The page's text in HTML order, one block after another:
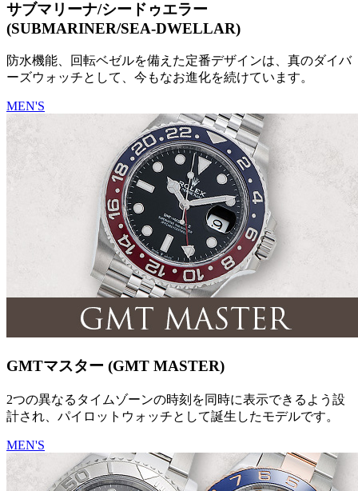
サブマリーナ/シードゥエラー
(SUBMARINER/SEA-DWELLAR)
防水機能、回転ベゼルを備えた定番デザインは、真のダイバ
ーズウォッチとして、今もなお進化を続けています。
MEN'S
GMTマスター (GMT MASTER)
2つの異なるタイムゾーンの時刻を同時に表示できるよう設
計され、パイロットウォッチとして誕生したモデルです。
MEN'S